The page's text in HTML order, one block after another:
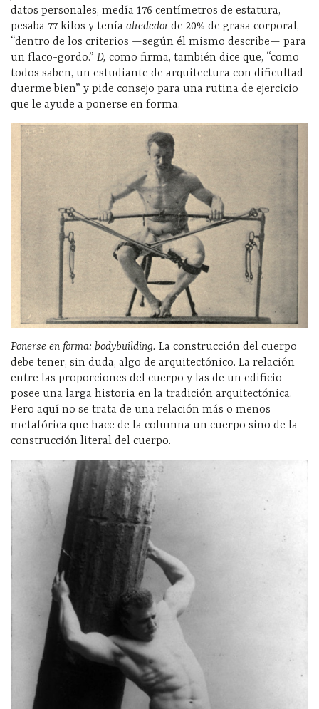
datos personales, medía 176 centímetros de estatura,
pesaba 77 kilos y tenía alrededorde 20% de grasa corporal,
“dentro de los criterios —según él mismo describe— para
un flaco-gordo.” D, como firma, también dice que, “como
todos saben, un estudiante de arquitectura con dificultad
duerme bien” y pide consejo para una rutina de ejercicio
que le ayude a ponerse en forma.
Ponerse en forma: bodybuilding. La construcción del cuerpo
debe tener, sin duda, algo de arquitectónico. La relación
entre las proporciones del cuerpo y las de un edificio
posee una larga historia en la tradición arquitectónica.
Pero aquí no se trata de una relación más o menos
metafórica que hace de la columna un cuerpo sino de la
construcción literal del cuerpo.